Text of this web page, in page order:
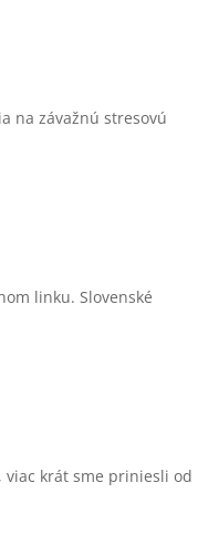
na závažnú stresovú
linku. Slovenské
viac krát sme priniesli od